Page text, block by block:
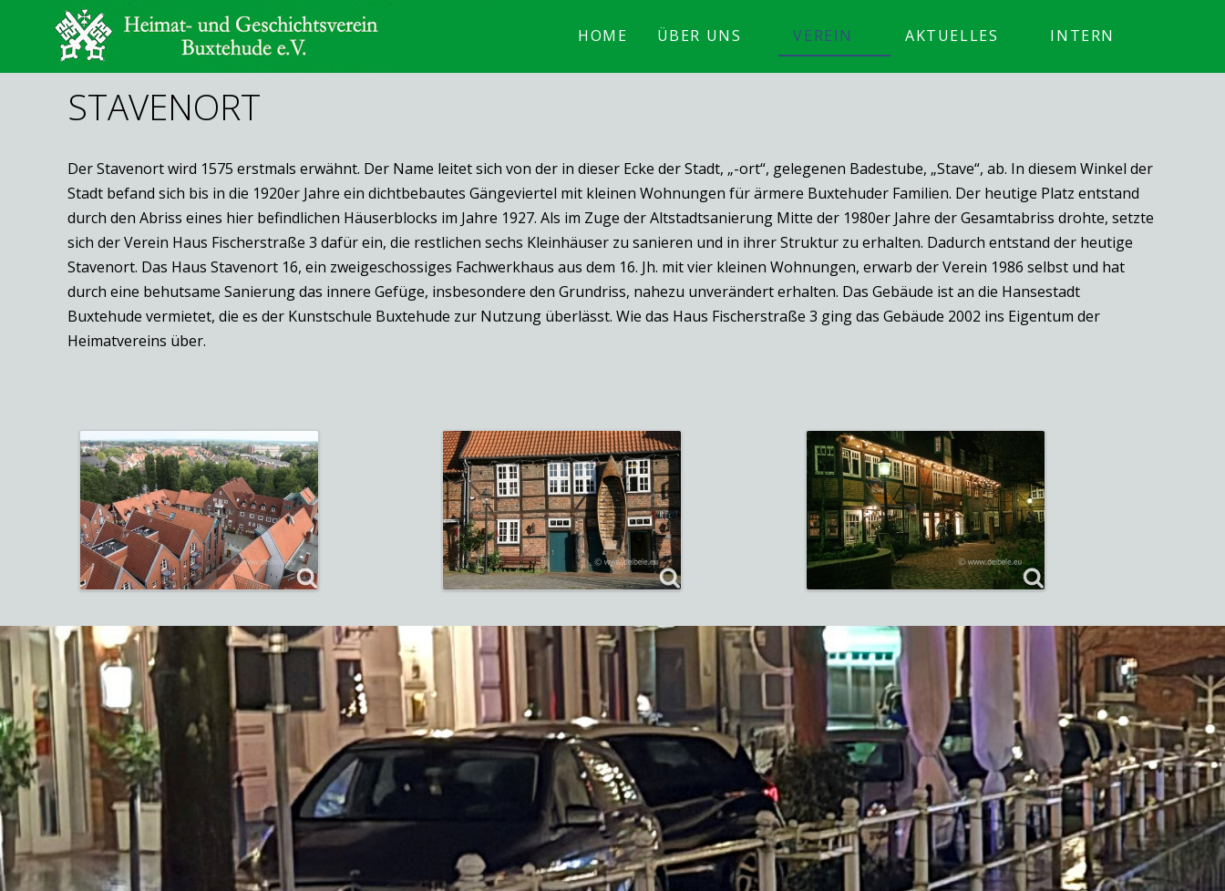
HOME ÜBER UNS VEREIN AKTUELLES INTERN
STAVENORT
Der Stavenort wird 1575 erstmals erwähnt. Der Name leitet sich von der in dieser Ecke der Stadt, „-ort“, gelegenen Badestube, „Stave“, ab. In diesem Winkel der
Stadt befand sich bis in die 1920er Jahre ein dichtbebautes Gängeviertel mit kleinen Wohnungen für ärmere Buxtehuder Familien. Der heutige Platz entstand
durch den Abriss eines hier befindlichen Häuserblocks im Jahre 1927. Als im Zuge der Altstadtsanierung Mitte der 1980er Jahre der Gesamtabriss drohte, setzte
sich der Verein Haus Fischerstraße 3 dafür ein, die restlichen sechs Kleinhäuser zu sanieren und in ihrer Struktur zu erhalten. Dadurch entstand der heutige
Stavenort. Das Haus Stavenort 16, ein zweigeschossiges Fachwerkhaus aus dem 16. Jh. mit vier kleinen Wohnungen, erwarb der Verein 1986 selbst und hat
durch eine behutsame Sanierung das innere Gefüge, insbesondere den Grundriss, nahezu unverändert erhalten. Das Gebäude ist an die Hansestadt
Buxtehude vermietet, die es der Kunstschule Buxtehude zur Nutzung überlässt. Wie das Haus Fischerstraße 3 ging das Gebäude 2002 ins Eigentum der
Heimatvereins über.